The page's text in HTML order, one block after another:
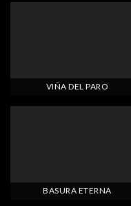
VIÑA DEL PARO
BASURA ETERNA